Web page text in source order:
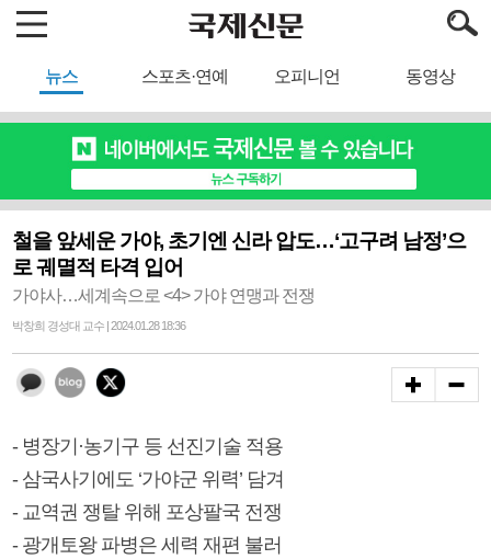
뉴스 스포츠·연예 오피니언 동영상
철을 앞세운 가야, 초기엔 신라 압도…‘고구려 남정’으
로 궤멸적 타격 입어
가야사…세계속으로 <4> 가야 연맹과 전쟁
박창희 경성대 교수 | 2024.01.28 18:36
- 병장기·농기구 등 선진기술 적용
- 삼국사기에도 ‘가야군 위력’ 담겨
- 교역권 쟁탈 위해 포상팔국 전쟁
- 광개토왕 파병은 세력 재편 불러